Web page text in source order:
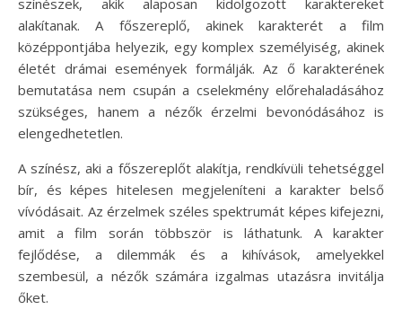
alakítanak. A főszereplő, akinek karakterét a film
középpontjába helyezik, egy komplex személyiség, akinek
életét drámai események formálják. Az ő karakterének
bemutatása nem csupán a cselekmény előrehaladásához
szükséges, hanem a nézők érzelmi bevonódásához is
elengedhetetlen.
A színész, aki a főszereplőt alakítja, rendkívüli tehetséggel
bír, és képes hitelesen megjeleníteni a karakter belső
vívódásait. Az érzelmek széles spektrumát képes kifejezni,
amit a film során többször is láthatunk. A karakter
fejlődése, a dilemmák és a kihívások, amelyekkel
szembesül, a nézők számára izgalmas utazásra invitálja
őket.